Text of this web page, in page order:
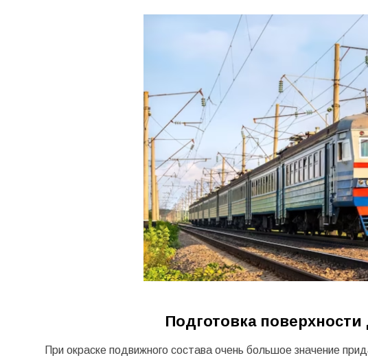
Подготовка
При окраске подвижного состава очень большое значение